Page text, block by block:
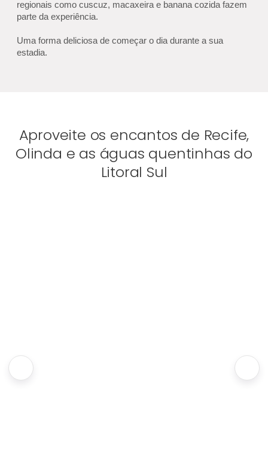
regionais como cuscuz, macaxeira e banana cozida fazem
parte da experiência.
Uma forma deliciosa de começar o dia durante a sua
estadia.
Aproveite os encantos de Recife,
Olinda e as águas quentinhas do
Litoral Sul